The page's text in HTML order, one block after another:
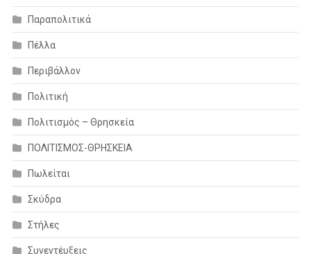
Παραπολιτικά
Πέλλα
Περιβάλλον
Πολιτική
Πολιτισμός – Θρησκεία
ΠΟΛΙΤΙΣΜΟΣ-ΘΡΗΣΚΕΙΑ
Πωλείται
Σκύδρα
Στήλες
Συνεντέυξεις